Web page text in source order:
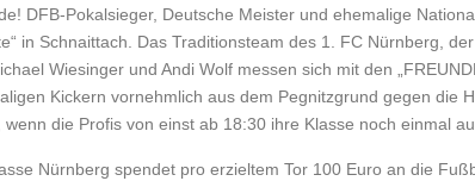
DFB-Pokalsieger, Deutsche Meister und ehemalige
in Schnaittach. Das Traditionsteam des 1. FC Nürnberg,
Wiesinger und Andi Wolf messen sich mit den
Kickern vornehmlich aus dem Pegnitzgrund gegen die
die Profis von einst ab 18:30 ihre Klasse noch einmal
Nürnberg spendet pro erzieltem Tor 100 Euro an die